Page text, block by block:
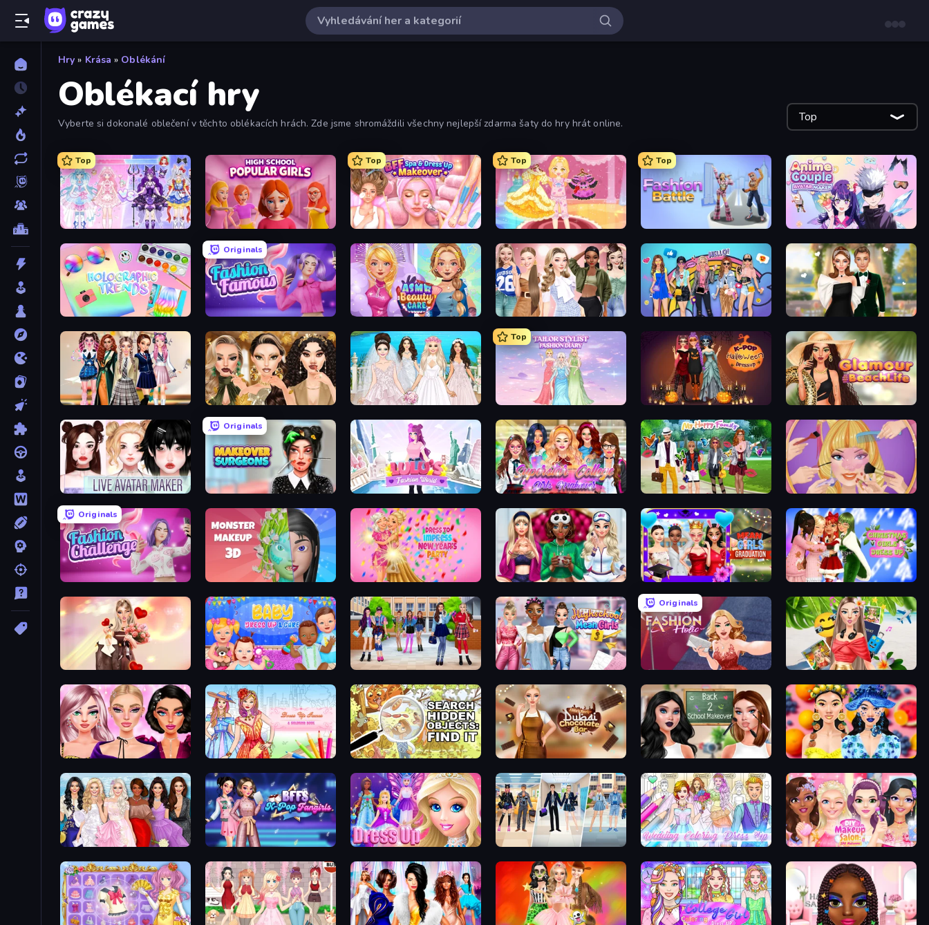
Hry » Krása » Oblékání
Oblékací hry
Vyberte si dokonalé oblečení v těchto oblékacích hrách. Zde jsme shromáždili všechny nejlepší zdarma šaty do hry hrát online. Top
Top
Idol Livestream: Fashion Game High School Popular Girls
Top
BFF Makeover - Spa & Dress Up
Top
Royal Glow Princess Makeover
Top
Anime Couple: Avatar Maker
Holographic Trends
Originals
Fashion Famous ASMR Beauty Care Fashion Week 2025 College Girls Team Makeover Valentine's Day Proposal
Back To School: Uniforms Edition Autumn Glam Gala Model Wedding
Top
Tailor Stylist: Fashion Diary K-Pop Halloween Dress Up Glamour Beach Life
Live Avatar Maker: Girls
Originals
Makeover Surgeons Lulu's Fashion World Superstar College Girls Makeover Superstar Family Dress Up Extreme Makeover
Originals
Monster Makeup 3D Dress To Impress: New Year's Party BFFs Luxury Loungewear Mean Girls Graduation Day Christmas Girls Dress Up
GRWM Date Night Baby Dress Up High School BFFs: Girls Team Highschool Mean Girls 3
Originals
Fashion Holic Travel with Me: ASMR Edition
New Year Makeup Trends Dress Up Games & Coloring Book Search Hidden Objects: Find Them Ellie's Recipe: Dubai Chocolate Bar Back 2 School Makeover Sweet And Fruity Makeup
Model Dress Up Girl BFFs K-Pop Fangirls Princess Dress Up College Girl & Boy Makeover Wedding Coloring Dress Up Game DIY Makeup Salon: SPA Makeover